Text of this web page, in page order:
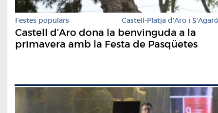
Festes populars Castell-Platja d'Aro i S'Agaró
Castell d’Aro dona la benvinguda a la
primavera amb la Festa de Pasqüetes